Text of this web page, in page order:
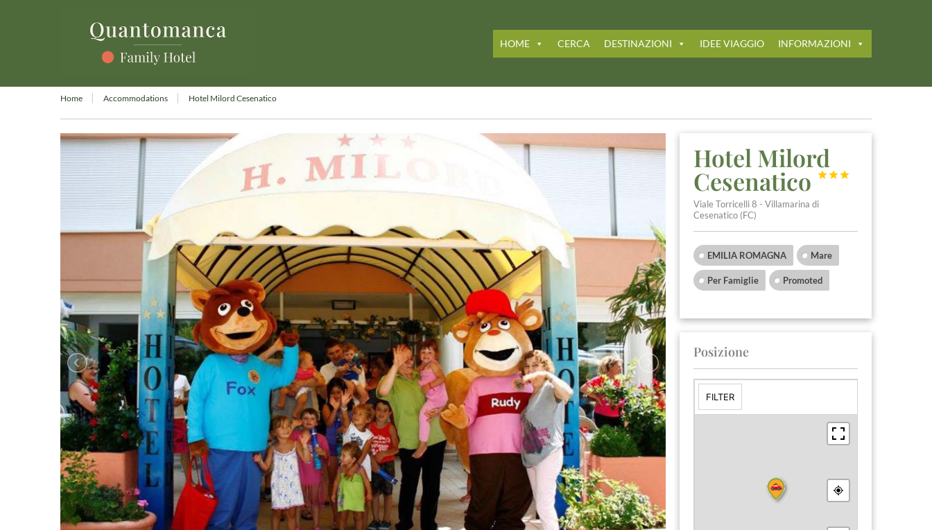
HOME CERCA DESTINAZIONI IDEE VIAGGIO INFORMAZIONI
Home Accommodations Hotel Milord Cesenatico
Hotel Milord
Cesenatico 


Viale Torricelli 8 - Villamarina di
Cesenatico (FC)
EMILIA ROMAGNA Mare
Per Famiglie Promoted
Posizione